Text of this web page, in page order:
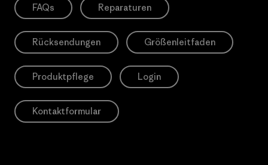
FAQs Reparaturen
Rücksendungen Größenleitfaden
Produktpflege Login
Kontaktformular